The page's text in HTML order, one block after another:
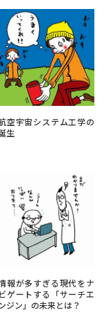
探す
先輩が入学を決めた理由
ガイド
空宇宙システム工学の
生
報が多すぎる現代をナ
ビゲートする「サーチエ
ンジン」の未来とは？